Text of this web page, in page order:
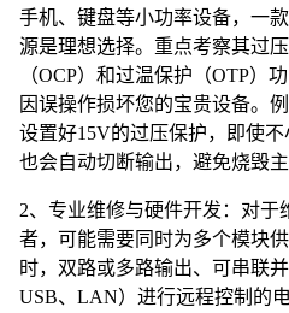
手机、键盘等小功率设备，一
源是理想选择。重点考察其过
（OCP）和过温保护（OTP）
因误操作损坏您的宝贵设备。
设置好15V的过压保护，即使
也会自动切断输出，避免烧毁主
2、专业维修与硬件开发：对于
者，可能需要同时为多个模块
时，双路或多路输出、可串联
USB、LAN）进行远程控制的